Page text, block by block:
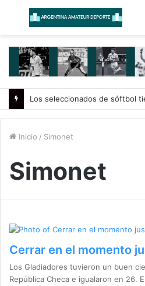
Menú
Inicio / Simonet
Simonet
Cerrar en el momento
Los Gladiadores tuvieron un buen
República Checa e igualaron en 26.